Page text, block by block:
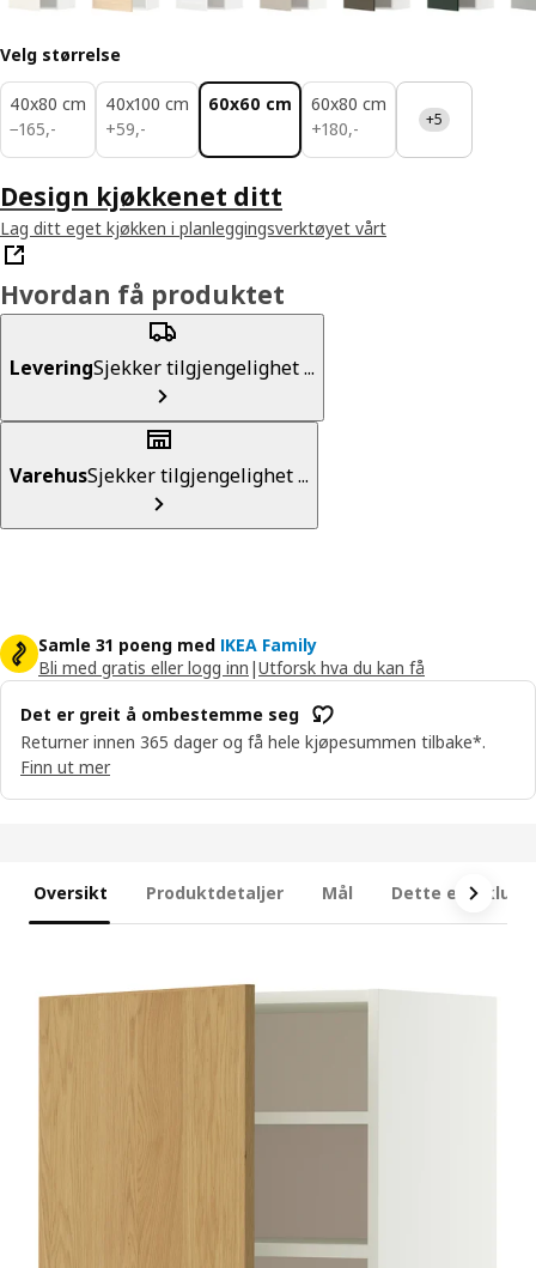
Velg størrelse
40x80 cm
−165,-
165,-
40x100 cm
+59,-
59,-
60x60 cm
60x80 cm
+180,-
180,- +5
Design kjøkkenet ditt
Lag ditt eget kjøkken i planleggingsverktøyet vårt
Hvordan få produktet
LeveringSjekker tilgjengelighet ...
VarehusSjekker tilgjengelighet ...
Samle 31 poeng med IKEA Family
Bli med gratis eller logg inn |Utforsk hva du kan få
Det er greit å ombestemme seg
Returner innen 365 dager og få hele kjøpesummen tilbake*.
Finn ut mer
Oversikt Produktdetaljer Mål Dette er